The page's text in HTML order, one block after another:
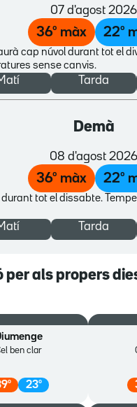
07 d'agost 2026
36º màx 22º
cap núvol durant tot el
sense canvis.
Tarda
Demà
08 d'agost 2026
36º màx 22º
durant tot el dissabte.
Tarda
per als propers
ben clar
º 23º